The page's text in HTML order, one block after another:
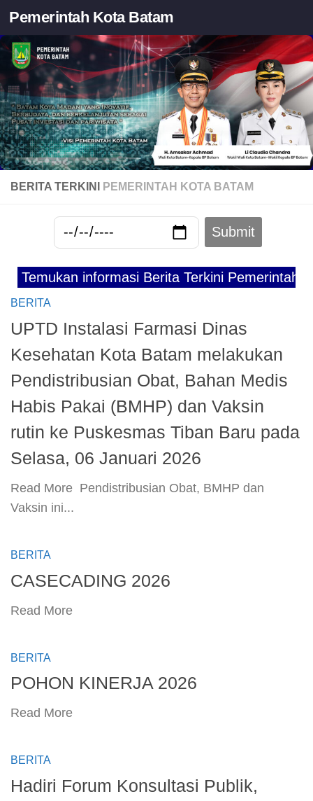
Skip to content
Pemerintah Kota Batam
BERITA TERKINI PEMERINTAH KOTA BATAM
informasi Berita Terkini Pemerintah Kota
BERITA
UPTD Instalasi Farmasi Dinas
Kesehatan Kota Batam melakukan
Pendistribusian Obat, Bahan Medis
Habis Pakai (BMHP) dan Vaksin
rutin ke Puskesmas Tiban Baru pada
Selasa, 06 Januari 2026
​Read More ​ Pendistribusian Obat, BMHP dan
Vaksin ini...
BERITA
CASECADING 2026
​Read More ​
BERITA
POHON KINERJA 2026
​Read More ​
BERITA
Hadiri Forum Konsultasi Publik,